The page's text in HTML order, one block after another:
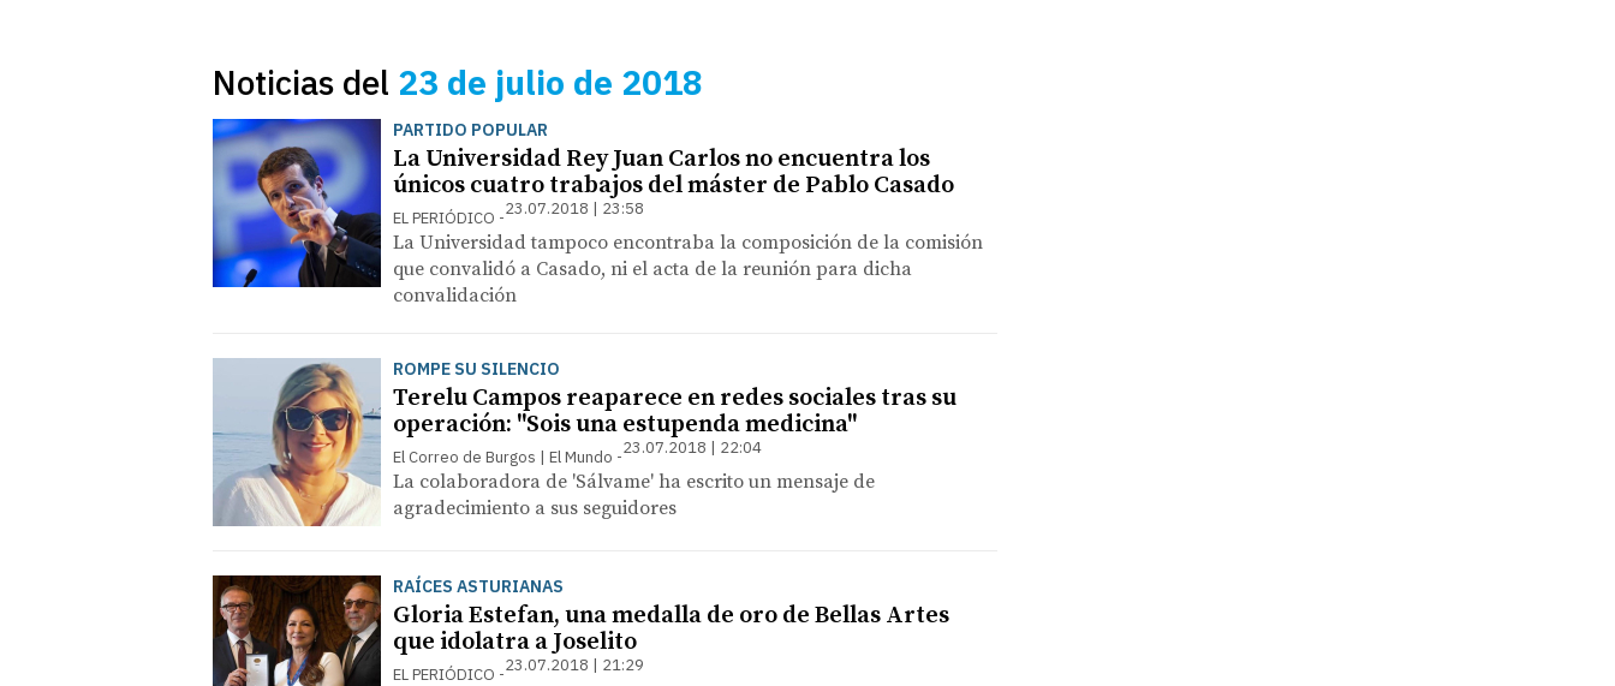
Noticias del 23 de julio de 2018
PARTIDO POPULAR
La Universidad Rey Juan Carlos no encuentra los
únicos cuatro trabajos del máster de Pablo Casado
EL PERIÓDICO 23.07.2018 | 23:58
La Universidad tampoco encontraba la composición de la comisión
que convalidó a Casado, ni el acta de la reunión para dicha
convalidación
ROMPE SU SILENCIO
Terelu Campos reaparece en redes sociales tras su
operación: "Sois una estupenda medicina"
El Correo de Burgos | El Mundo 23.07.2018 | 22:04
La colaboradora de 'Sálvame' ha escrito un mensaje de
agradecimiento a sus seguidores
RAÍCES ASTURIANAS
Gloria Estefan, una medalla de oro de Bellas Artes
que idolatra a Joselito
EL PERIÓDICO 23.07.2018 | 21:29